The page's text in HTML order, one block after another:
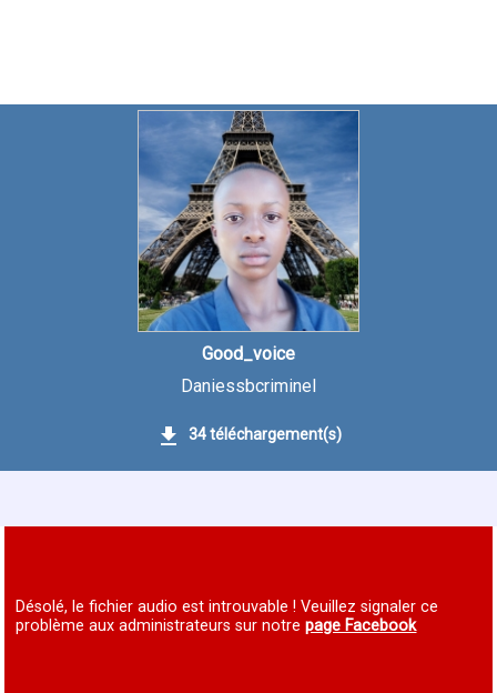
Good_voice
Daniessbcriminel
34 téléchargement(s)
Désolé, le fichier audio est introuvable ! Veuillez signaler ce
problème aux administrateurs sur notrepage Facebook